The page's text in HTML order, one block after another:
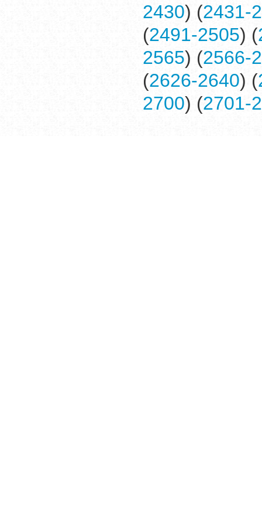
2430) (2431-
(2491-2505) (
2565) (2566-
(2626-2640) (
2700) (2701-